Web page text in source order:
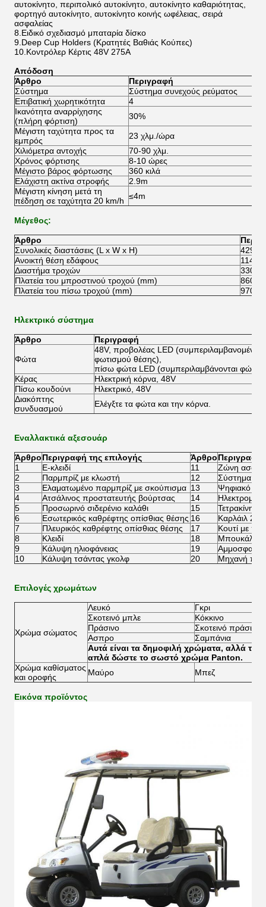
αυτοκίνητο, περιπολικό αυτοκίνητο, αυτοκίνητο καθαριότητας,
φορτηγό αυτοκίνητο, αυτοκίνητο κοινής ωφέλειας, σειρά
ασφαλείας
8.Ειδικό σχεδιασμό μπαταρία δίσκο
9.Deep Cup Holders (Κρατητές Βαθιάς Κούπες)
10.Κοντρόλερ Κέρτις 48V 275A
Απόδοση
Άρθρο
Περιγραφή
Σύστημα
Σύστημα συνεχούς ρεύματος
Επιβατική χωρητικότητα
4
Ικανότητα αναρρίχησης
(πλήρη φόρτιση)
30%
Μέγιστη ταχύτητα προς τα
εμπρός
23 χλμ./ώρα
Χιλιόμετρα αντοχής
70-90 χλμ.
Χρόνος φόρτισης
8-10 ώρες
Μέγιστο βάρος φόρτωσης
360 κιλά
Ελάχιστη ακτίνα στροφής
2.9m
Μέγιστη κίνηση μετά τη
πέδηση σε ταχύτητα 20 km/h ≤4m
Μέγεθος:
Άρθρο
Συνολικές διαστάσεις (L x W x H)
Ανοικτή θέση εδάφους
114
Διαστήμα τροχών
3300
Πλατεία του μπροστινού τροχού (mm)
860
Πλατεία του πίσω τροχού (mm)
970
Ηλεκτρικό σύστημα
Άρθρο Περιγραφή
Φώτα
48V, προβολέας LED
φωτισμού θέσης),
πίσω φώτα LED (συμπεριλαμβάνονται φώτα
Κέρας
Ηλεκτρική κόρνα, 48V
Πίσω κουδούνι
Ηλεκτρικό, 48V
Διακόπτης
συνδυασμού
Ελέγξτε τα φώτα και την κόρνα.
Εναλλακτικά αξεσουάρ
ΆρθροΠεριγραφή της επιλογής ΆρθροΠεριγραφή
1
Ε-κλειδί 11
Ζώνη
2
Παρμπρίζ με κλωστή 12
Σύστημα
3
Ελαματωμένο παρμπρίζ με σκούπισμα 13
Ψηφιακό
4
Ατσάλινος προστατευτής βούρτσας 14
5
Προσωρινό σιδερένιο καλάθι 15
6
Εσωτερικός καθρέφτης οπίσθιας θέσης 16
Καρλάιλ
7
Πλευρικός καθρέφτης οπίσθιας θέσης 17
Κουτί με
8
Κλειδί 18
Μπουκάλι
9
Κάλυψη ηλιοφάνειας 19
10
Κάλυψη τσάντας γκολφ 20 Μηχανή
Επιλογές χρωμάτων
Χρώμα σώματος
Λευκό
Γκρι
Σκοτεινό μπλε
Κόκκινο
Πράσινο
Σκοτεινό πράσινο
Ασπρο
Σαμπάνια
Αυτά είναι τα δημοφιλή χρώματα, αλλά το
απλά δώστε το σωστό χρώμα Panton.
Χρώμα καθίσματος
και οροφής
Μαύρο Μπεζ
Εικόνα προϊόντος